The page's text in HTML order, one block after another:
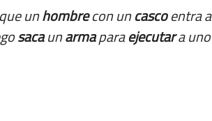
unhombrecon uncascoentra a
sacaunarmaparaejecutara uno